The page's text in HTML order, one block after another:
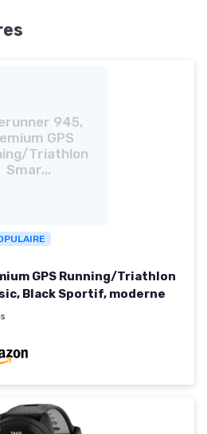
945,
GPS
Triathlon
Smar...
GPS Running/Triathlon
Black Sportif, moderne